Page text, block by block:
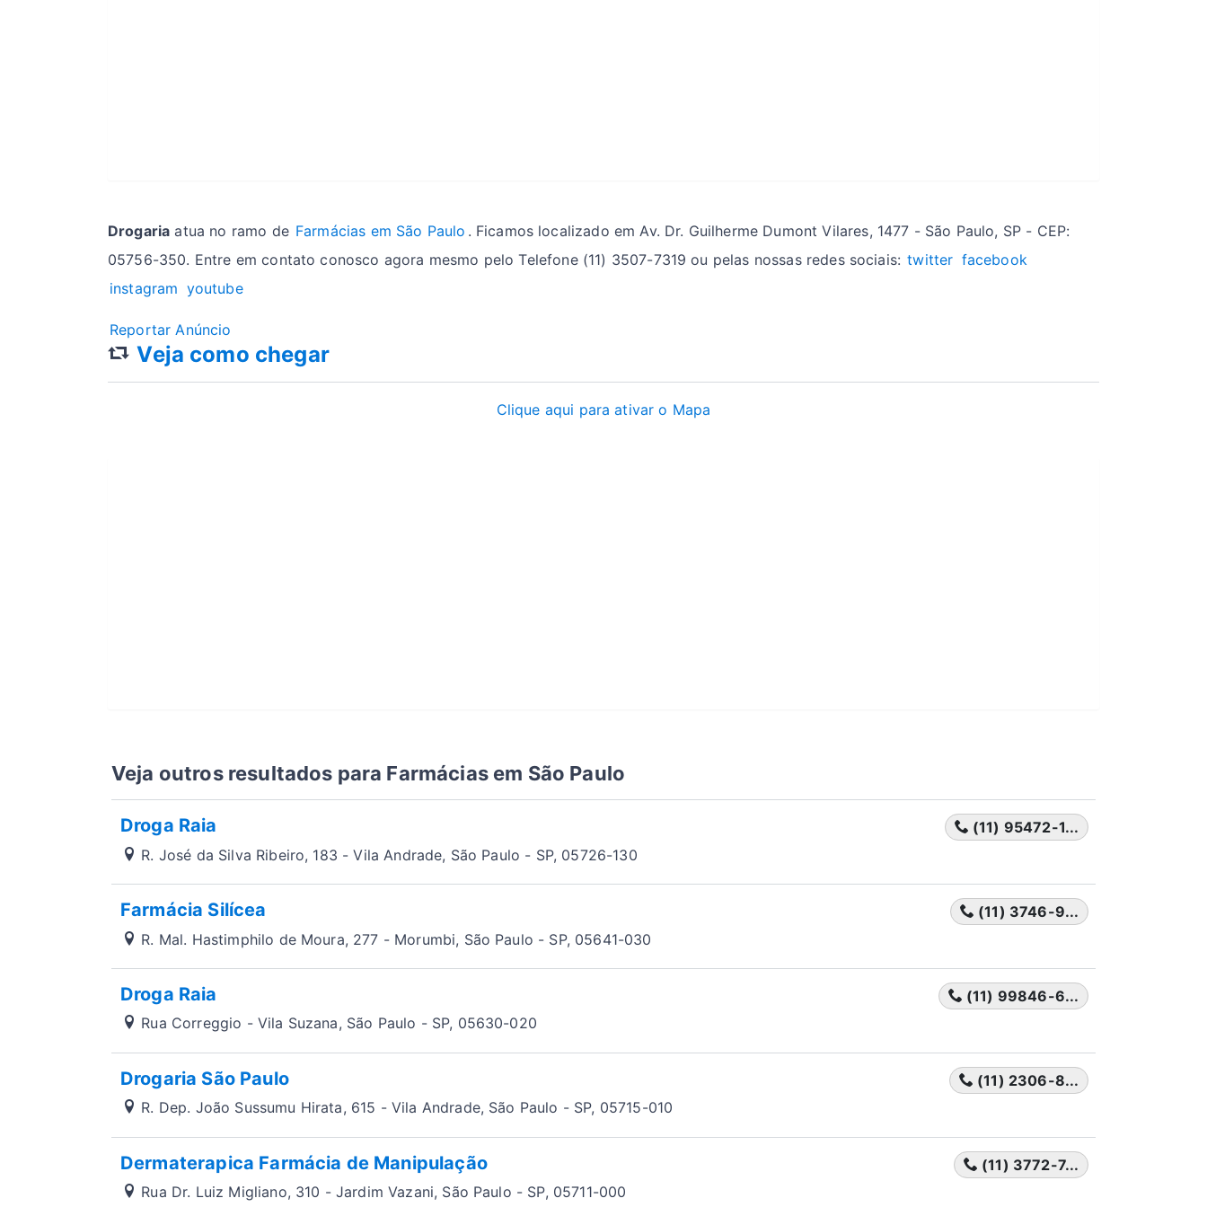
Drogaria atua no ramo de Farmácias em São Paulo . Ficamos localizado em Av. Dr. Guilherme Dumont Vilares, 1477 - São Paulo, SP - CEP:
05756-350. Entre em contato conosco agora mesmo pelo Telefone (11) 3507-7319 ou pelas nossas redes sociais: twitter facebook
instagram youtube
Reportar Anúncio
Veja como chegar
Clique aqui para ativar o Mapa
Veja outros resultados para Farmácias em São Paulo
Droga Raia
(11) 95472-1...
R. José da Silva Ribeiro, 183 - Vila Andrade, São Paulo - SP, 05726-130
Farmácia Silícea
(11) 3746-9...
R. Mal. Hastimphilo de Moura, 277 - Morumbi, São Paulo - SP, 05641-030
Droga Raia
(11) 99846-6...
Rua Correggio - Vila Suzana, São Paulo - SP, 05630-020
Drogaria São Paulo
(11) 2306-8...
R. Dep. João Sussumu Hirata, 615 - Vila Andrade, São Paulo - SP, 05715-010
Dermaterapica Farmácia de Manipulação
(11) 3772-7...
Rua Dr. Luiz Migliano, 310 - Jardim Vazani, São Paulo - SP, 05711-000